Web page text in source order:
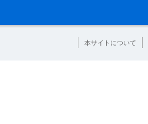
本サイトについて